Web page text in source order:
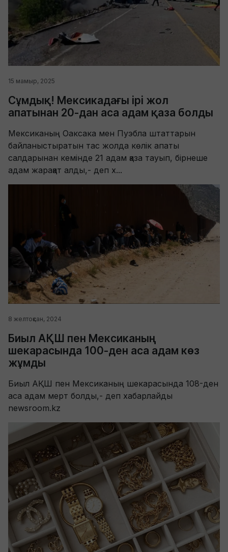
15 мамыр, 2025
Сұмдық! Мексикадағы ірі жол
апатынан 20-дан аса адам қаза болды
Мексиканың Оаксака мен Пуэбла штаттарын
байланыстыратын тас жолда көлік апаты
салдарынан кемінде 21 адам қаза тауып, бірнеше
адам жарақат алды,- деп х...
8 желтоқсан, 2024
Биыл АҚШ пен Мексиканың
шекарасында 100-ден аса адам көз
жұмды
Биыл АҚШ пен Мексиканың шекарасында 108-ден
аса адам мерт болды,- деп хабарлайды
newsroom.kz